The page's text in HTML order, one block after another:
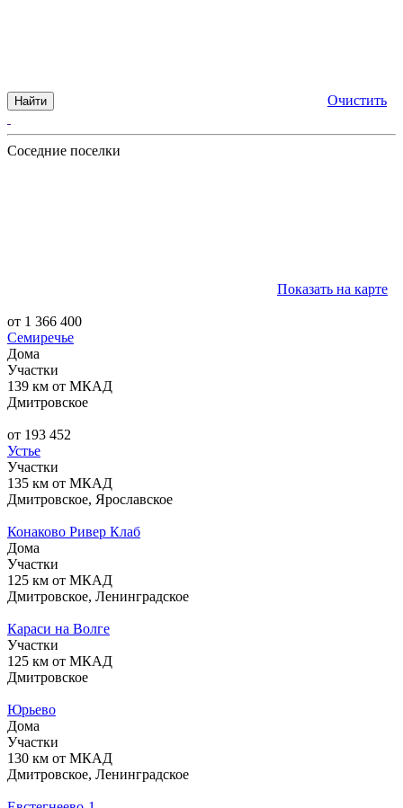
Найти Очистить
Соседние поселки
Показать на карте
от 1 366 400
Семиречье
Дома
Участки
139 км от МКАД
Дмитровское
от 193 452
Устье
Участки
135 км от МКАД
Дмитровское, Ярославское
Конаково Ривер Клаб
Дома
Участки
125 км от МКАД
Дмитровское, Ленинградское
Караси на Волге
Участки
125 км от МКАД
Дмитровское
Юрьево
Дома
Участки
130 км от МКАД
Дмитровское, Ленинградское